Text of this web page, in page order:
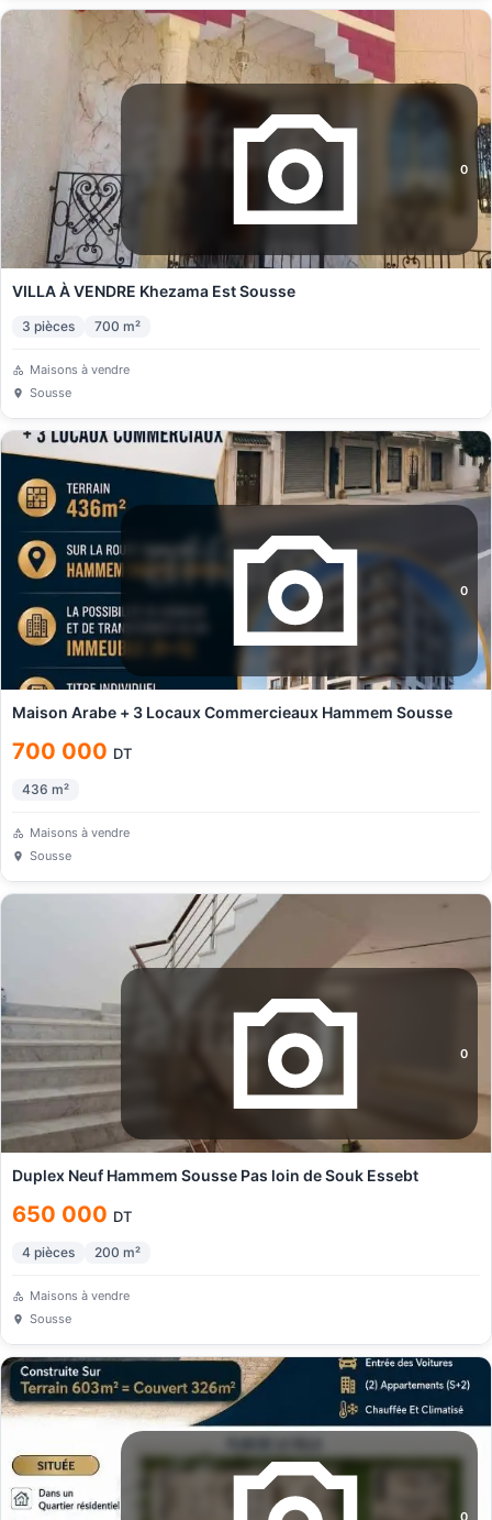
0
VILLA À VENDRE Khezama Est Sousse
3 pièces 700 m²
Maisons à vendre
Sousse
0
Maison Arabe + 3 Locaux Commercieaux Hammem Sousse
700 000 DT
436 m²
Maisons à vendre
Sousse
0
Duplex Neuf Hammem Sousse Pas loin de Souk Essebt
650 000 DT
4 pièces 200 m²
Maisons à vendre
Sousse
0